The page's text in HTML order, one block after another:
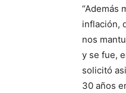
“Además
inflación,
nos
y se fue,
solicitó
30 años